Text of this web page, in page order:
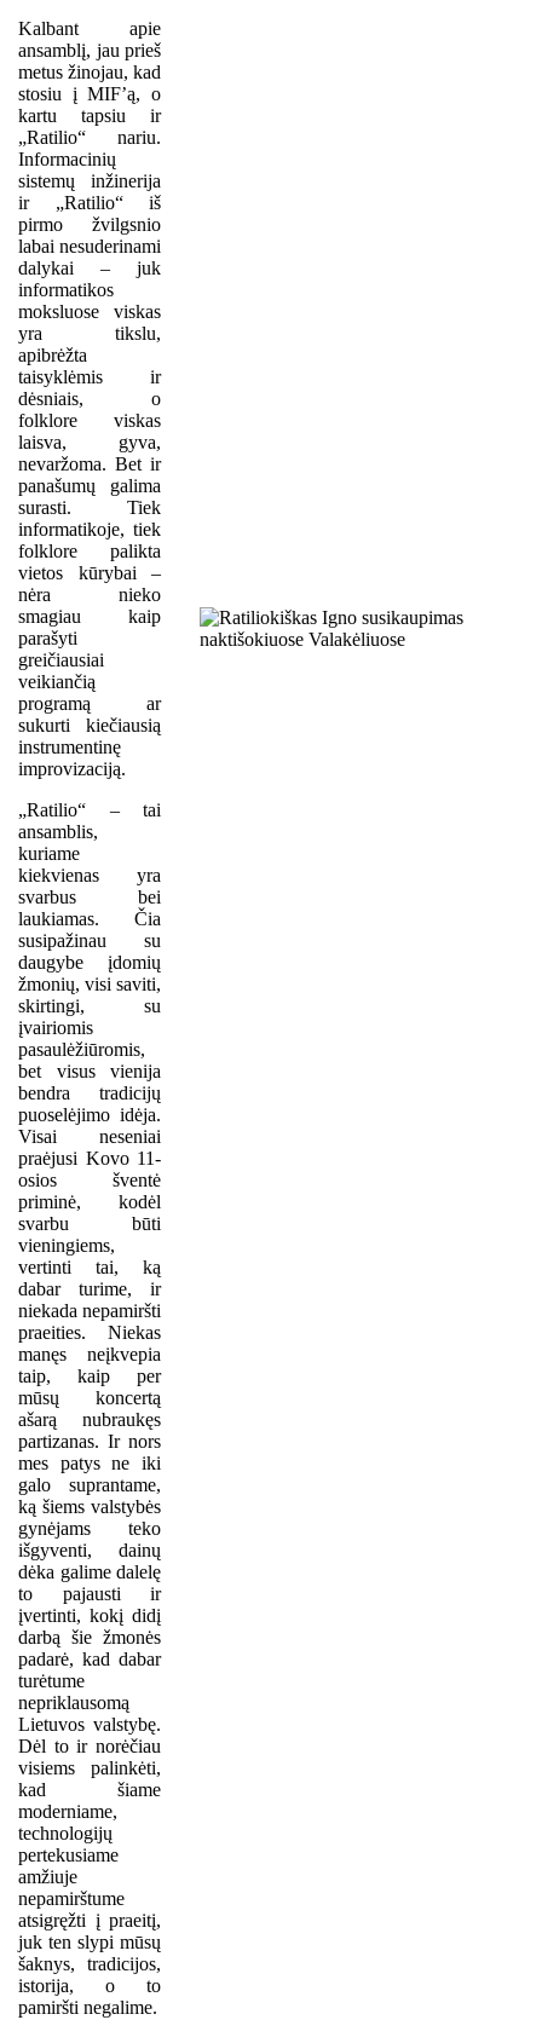
Kalbant apie
ansamblį, jau prieš
metus žinojau, kad
stosiu į MIF’ą, o
kartu tapsiu ir
„Ratilio“ nariu.
Informacinių
sistemų inžinerija
ir „Ratilio“ iš
pirmo žvilgsnio
labai nesuderinami
dalykai – juk
informatikos
moksluose viskas
yra tikslu,
apibrėžta
taisyklėmis ir
dėsniais, o
folklore viskas
laisva, gyva,
nevaržoma. Bet ir
panašumų galima
surasti. Tiek
informatikoje, tiek
folklore palikta
vietos kūrybai –
nėra nieko
smagiau kaip
parašyti
greičiausiai
veikiančią
programą ar
sukurti kiečiausią
instrumentinę
improvizaciją.
„Ratilio“ – tai
ansamblis,
kuriame
kiekvienas yra
svarbus bei
laukiamas. Čia
susipažinau su
daugybe įdomių
žmonių, visi saviti,
skirtingi, su
įvairiomis
pasaulėžiūromis,
bet visus vienija
bendra tradicijų
puoselėjimo idėja.
Visai neseniai
praėjusi Kovo 11-
osios šventė
priminė, kodėl
svarbu būti
vieningiems,
vertinti tai, ką
dabar turime, ir
niekada nepamiršti
praeities. Niekas
manęs neįkvepia
taip, kaip per
mūsų koncertą
ašarą nubraukęs
partizanas. Ir nors
mes patys ne iki
galo suprantame,
ką šiems valstybės
gynėjams teko
išgyventi, dainų
dėka galime dalelę
to pajausti ir
įvertinti, kokį didį
darbą šie žmonės
padarė, kad dabar
turėtume
nepriklausomą
Lietuvos valstybę.
Dėl to ir norėčiau
visiems palinkėti,
kad šiame
moderniame,
technologijų
pertekusiame
amžiuje
nepamirštume
atsigręžti į praeitį,
juk ten slypi mūsų
šaknys, tradicijos,
istorija, o to
pamiršti negalime.